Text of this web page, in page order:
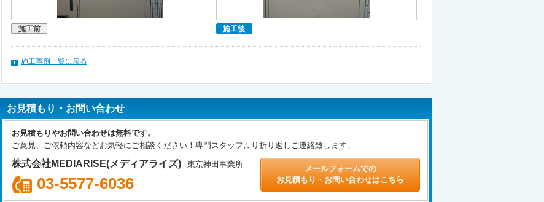
施工前 施工後
施工事例一覧に戻る
お見積もり・お問い合わせ
お見積もりやお問い合わせは無料です。
ご意見、ご依頼内容などお気軽にご相談ください！専門スタッフより折り返しご連絡致します。
株式会社MEDIARISE(メディアライズ) 東京神田事業所
03-5577-6036
メールフォームでの
お見積もり・お問い合わせはこちら